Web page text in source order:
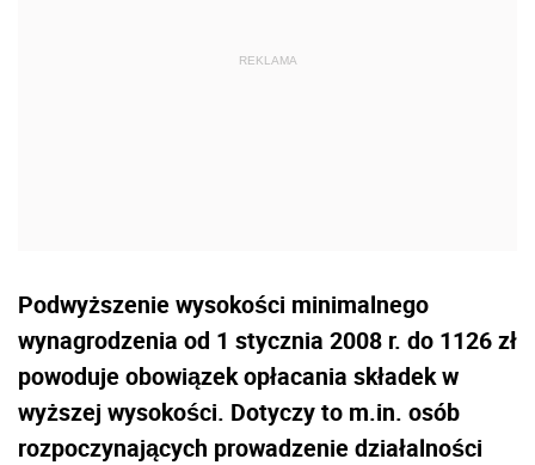
Podwyższenie wysokości minimalnego
wynagrodzenia od 1 stycznia 2008 r. do 1126 zł
powoduje obowiązek opłacania składek w
wyższej wysokości. Dotyczy to m.in. osób
rozpoczynających prowadzenie działalności